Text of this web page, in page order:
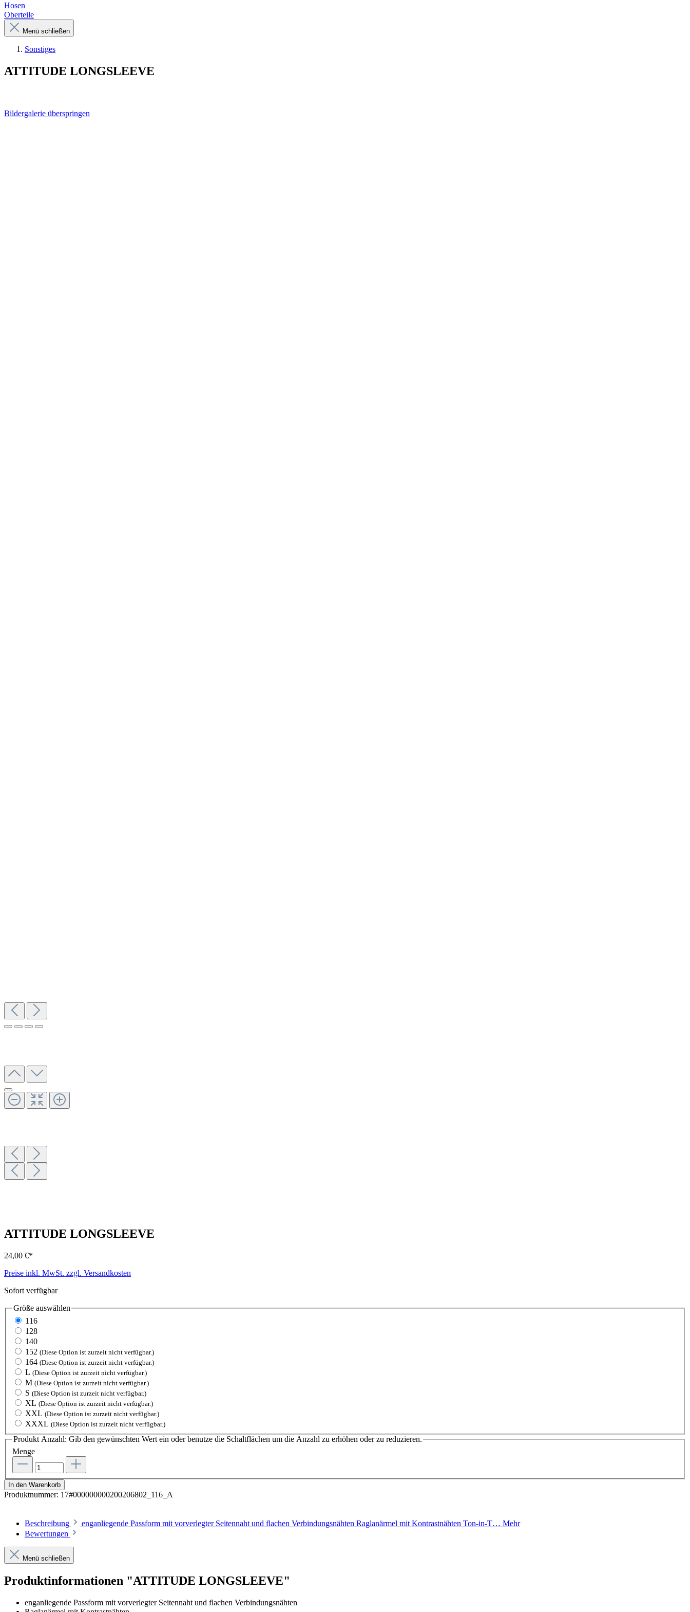
Hosen
Oberteile
Menü schließen
Sonstiges
ATTITUDE LONGSLEEVE
Bildergalerie überspringen
ATTITUDE LONGSLEEVE
24,00 €*
Preise inkl. MwSt. zzgl. Versandkosten
Sofort verfügbar
Größe auswählen
116
128
140
152 (Diese Option ist zurzeit nicht verfügbar.)
164 (Diese Option ist zurzeit nicht verfügbar.)
L (Diese Option ist zurzeit nicht verfügbar.)
M (Diese Option ist zurzeit nicht verfügbar.)
S (Diese Option ist zurzeit nicht verfügbar.)
XL (Diese Option ist zurzeit nicht verfügbar.)
XXL (Diese Option ist zurzeit nicht verfügbar.)
XXXL (Diese Option ist zurzeit nicht verfügbar.)
Menge
Produkt Anzahl: Gib den gewünschten Wert ein oder benutze die Schaltflächen um die Anzahl zu erhöhen oder zu reduzieren.
In den Warenkorb
Produktnummer: 17#000000000200206802_116_A
Beschreibung enganliegende Passform mit vorverlegter Seitennaht und flachen Verbindungsnähten Raglanärmel mit Kontrastnähten Ton-in-T… Mehr
Bewertungen
Menü schließen
Produktinformationen "ATTITUDE LONGSLEEVE"
enganliegende Passform mit vorverlegter Seitennaht und flachen Verbindungsnähten